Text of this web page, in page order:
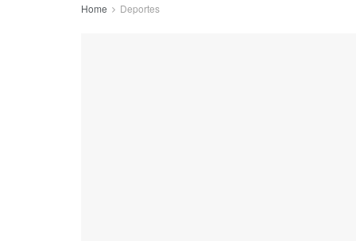
Home Deportes